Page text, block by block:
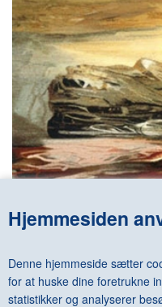
Hjemmesiden
Denne hjemmeside sætter
for at huske dine foretrukne
statistikker og analyserer
EMBLA/NOLI ME